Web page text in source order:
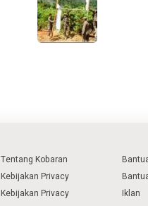
Tentang Kobaran
Kebijakan Privacy
Kebijakan Privacy
Iklan